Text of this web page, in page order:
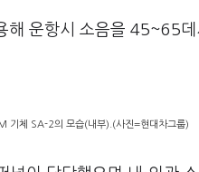
해 운항시 소음을 45~65
기체 SA-2의 모습(내부).(사진=현대차그룹)